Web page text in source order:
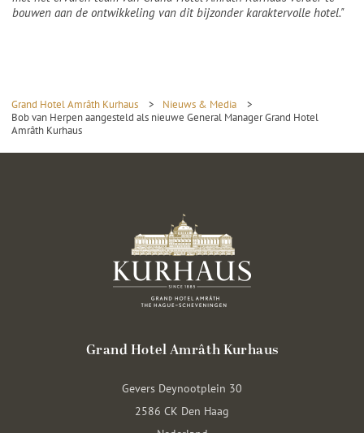
bouwen aan de ontwikkeling van dit bijzonder karaktervolle hotel."
Grand Hotel Amrâth Kurhaus > Nieuws & Media
>
Bob van Herpen aangesteld als nieuwe General Manager Grand Hotel
Amrâth Kurhaus
Grand Hotel Amrâth Kurhaus
Gevers Deynootplein 30
2586 CK Den Haag